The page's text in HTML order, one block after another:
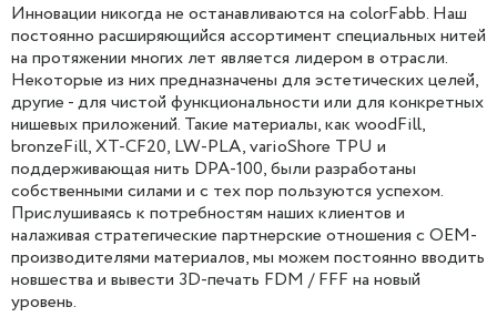
Инновации никогда не останавливаются на colorFabb. Наш
постоянно расширяющийся ассортимент специальных нитей
на протяжении многих лет является лидером в отрасли.
Некоторые из них предназначены для эстетических целей,
другие - для чистой функциональности или для конкретных
нишевых приложений. Такие материалы, как woodFill,
bronzeFill, XT-CF20, LW-PLA, varioShore TPU и
поддерживающая нить DPA-100, были разработаны
собственными силами и с тех пор пользуются успехом.
Прислушиваясь к потребностям наших клиентов и
налаживая стратегические партнерские отношения с OEM-
производителями материалов, мы можем постоянно вводить
новшества и вывести 3D-печать FDM / FFF на новый
уровень.